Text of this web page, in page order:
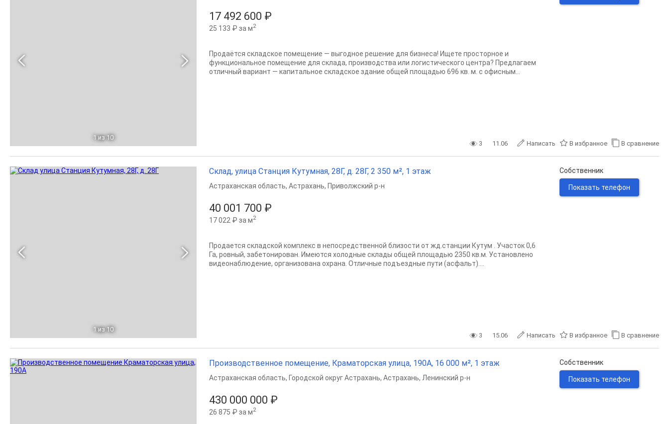
1 из 10
17 492 600 ₽
25 133 ₽ за м2
Продаётся складское помещение — выгодное решение для бизнеса! Ищете просторное и
функциональное помещение для склада, производства или логистического центра? Предлагаем
отличный вариант — капитальное складское здание общей площадью 696 кв. м. с офисным...
3 11.06 Написать В избранное В сравнение
1 из 10
Склад, улица Станция Кутумная, 28Г, д. 28Г, 2 350 м², 1 этаж
40 001 700 ₽
17 022 ₽ за м2
Астраханская область, Астрахань, Приволжский р-н
Продается складской комплекс в непосредственной близости от жд.станции Кутум . Участок 0,6
Га, ровный, забетонирован. Имеются холодные склады общей площадью 2350 кв.м. Установлено
видеонаблюдение, организована охрана. Отличные подъездные пути (асфальт)....
Собственник
Показать телефон
3 15.06 Написать В избранное В сравнение
Производственное помещение, Краматорская улица, 190А, 16 000 м², 1 этаж
430 000 000 ₽
26 875 ₽ за м2
Астраханская область, Городской округ Астрахань, Астрахань, Ленинский р-н
Собственник
Показать телефон